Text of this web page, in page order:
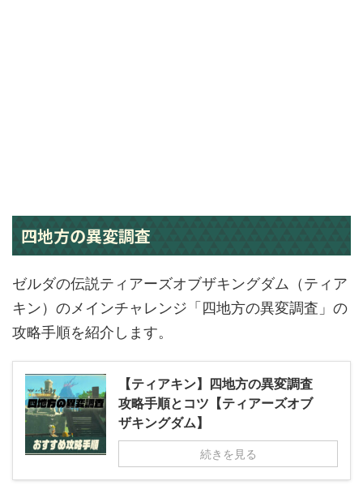
四地方の異変調査
ゼルダの伝説ティアーズオブザキングダム（ティア
キン）のメインチャレンジ「四地方の異変調査」の
攻略手順を紹介します。
【ティアキン】四地方の異変調査
攻略手順とコツ【ティアーズオブ
ザキングダム】
続きを見る